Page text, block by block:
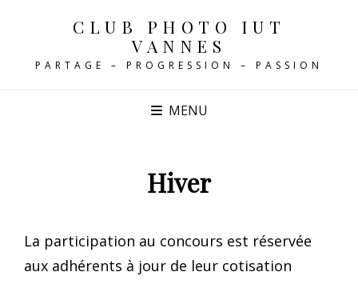
CLUB PHOTO IUT
VANNES
PARTAGE – PROGRESSION – PASSION
MENU
Hiver
La participation au concours est réservée
aux adhérents à jour de leur cotisation